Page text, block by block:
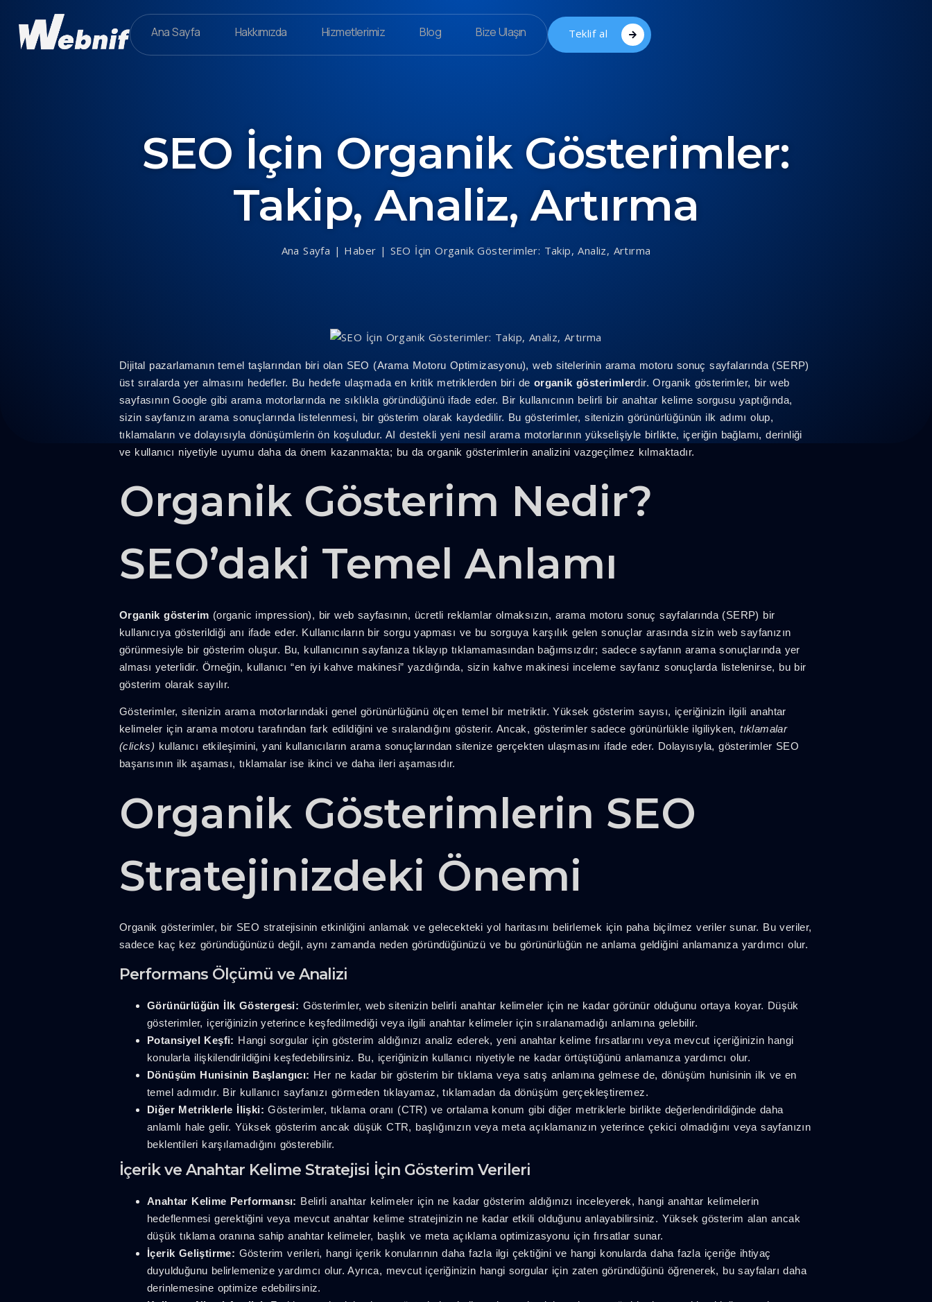
Ana Sayfa Hakkımızda Hizmetlerimiz Blog Bize Ulaşın Teklif al
SEO İçin Organik Gösterimler:
Takip, Analiz, Artırma
Ana Sayfa | Haber | SEO İçin Organik Gösterimler: Takip, Analiz, Artırma
Dijital pazarlamanın temel taşlarından biri olan SEO (Arama Motoru Optimizasyonu), web sitelerinin arama motoru sonuç sayfalarında (SERP)
üst sıralarda yer almasını hedefler. Bu hedefe ulaşmada en kritik metriklerden biri de organik gösterimlerdir. Organik gösterimler, bir web
sayfasının Google gibi arama motorlarında ne sıklıkla göründüğünü ifade eder. Bir kullanıcının belirli bir anahtar kelime sorgusu yaptığında,
sizin sayfanızın arama sonuçlarında listelenmesi, bir gösterim olarak kaydedilir. Bu gösterimler, sitenizin görünürlüğünün ilk adımı olup,
tıklamaların ve dolayısıyla dönüşümlerin ön koşuludur. AI destekli yeni nesil arama motorlarının yükselişiyle birlikte, içeriğin bağlamı, derinliği
ve kullanıcı niyetiyle uyumu daha da önem kazanmakta; bu da organik gösterimlerin analizini vazgeçilmez kılmaktadır.
Organik Gösterim Nedir?
SEO’daki Temel Anlamı
Organik gösterim (organic impression), bir web sayfasının, ücretli reklamlar olmaksızın, arama motoru sonuç sayfalarında (SERP) bir
kullanıcıya gösterildiği anı ifade eder. Kullanıcıların bir sorgu yapması ve bu sorguya karşılık gelen sonuçlar arasında sizin web sayfanızın
görünmesiyle bir gösterim oluşur. Bu, kullanıcının sayfanıza tıklayıp tıklamamasından bağımsızdır; sadece sayfanın arama sonuçlarında yer
alması yeterlidir. Örneğin, kullanıcı “en iyi kahve makinesi” yazdığında, sizin kahve makinesi inceleme sayfanız sonuçlarda listelenirse, bu bir
gösterim olarak sayılır.
Gösterimler, sitenizin arama motorlarındaki genel görünürlüğünü ölçen temel bir metriktir. Yüksek gösterim sayısı, içeriğinizin ilgili anahtar
kelimeler için arama motoru tarafından fark edildiğini ve sıralandığını gösterir. Ancak, gösterimler sadece görünürlükle ilgiliyken,tıklamalar
(clicks) kullanıcı etkileşimini, yani kullanıcıların arama sonuçlarından sitenize gerçekten ulaşmasını ifade eder. Dolayısıyla, gösterimler SEO
başarısının ilk aşaması, tıklamalar ise ikinci ve daha ileri aşamasıdır.
Organik Gösterimlerin SEO
Stratejinizdeki Önemi
Organik gösterimler, bir SEO stratejisinin etkinliğini anlamak ve gelecekteki yol haritasını belirlemek için paha biçilmez veriler sunar. Bu veriler,
sadece kaç kez göründüğünüzü değil, aynı zamanda neden göründüğünüzü ve bu görünürlüğün ne anlama geldiğini anlamanıza yardımcı olur.
Performans Ölçümü ve Analizi
Görünürlüğün İlk Göstergesi: Gösterimler, web sitenizin belirli anahtar kelimeler için ne kadar görünür olduğunu ortaya koyar. Düşük
gösterimler, içeriğinizin yeterince keşfedilmediği veya ilgili anahtar kelimeler için sıralanamadığı anlamına gelebilir.
Potansiyel Keşfi: Hangi sorgular için gösterim aldığınızı analiz ederek, yeni anahtar kelime fırsatlarını veya mevcut içeriğinizin hangi
konularla ilişkilendirildiğini keşfedebilirsiniz. Bu, içeriğinizin kullanıcı niyetiyle ne kadar örtüştüğünü anlamanıza yardımcı olur.
Dönüşüm Hunisinin Başlangıcı: Her ne kadar bir gösterim bir tıklama veya satış anlamına gelmese de, dönüşüm hunisinin ilk ve en
temel adımıdır. Bir kullanıcı sayfanızı görmeden tıklayamaz, tıklamadan da dönüşüm gerçekleştiremez.
Diğer Metriklerle İlişki: Gösterimler, tıklama oranı (CTR) ve ortalama konum gibi diğer metriklerle birlikte değerlendirildiğinde daha
anlamlı hale gelir. Yüksek gösterim ancak düşük CTR, başlığınızın veya meta açıklamanızın yeterince çekici olmadığını veya sayfanızın
beklentileri karşılamadığını gösterebilir.
İçerik ve Anahtar Kelime Stratejisi İçin Gösterim Verileri
Anahtar Kelime Performansı: Belirli anahtar kelimeler için ne kadar gösterim aldığınızı inceleyerek, hangi anahtar kelimelerin
hedeflenmesi gerektiğini veya mevcut anahtar kelime stratejinizin ne kadar etkili olduğunu anlayabilirsiniz. Yüksek gösterim alan ancak
düşük tıklama oranına sahip anahtar kelimeler, başlık ve meta açıklama optimizasyonu için fırsatlar sunar.
İçerik Geliştirme: Gösterim verileri, hangi içerik konularının daha fazla ilgi çektiğini ve hangi konularda daha fazla içeriğe ihtiyaç
duyulduğunu belirlemenize yardımcı olur. Ayrıca, mevcut içeriğinizin hangi sorgular için zaten göründüğünü öğrenerek, bu sayfaları daha
derinlemesine optimize edebilirsiniz.